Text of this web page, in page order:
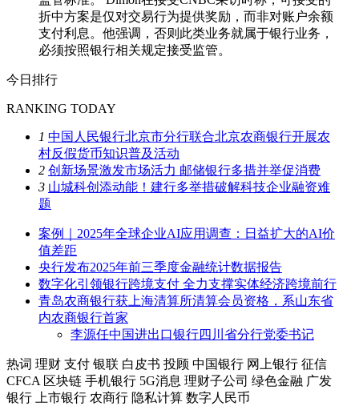
折中方案是仅对交易行为提供奖励，而非对账户余额
支付利息。他强调，否则此类业务就属于银行业务，
必须按照银行相关规定接受监管。
今日排行
RANKING TODAY
1 中国人民银行北京市分行联合北京农商银行开展农
村反假货币知识普及活动
2 创新场景激发市场活力 邮储银行多措并举促消费
3 山城科创添动能！建行多举措破解科技企业融资难
题
案例｜2025年全球企业AI应用调查：日益扩大的AI价
值差距
央行发布2025年前三季度金融统计数据报告
数字化引领银行跨境支付 全力支撑实体经济跨境前行
青岛农商银行获上海清算所清算会员资格，系山东省
内农商银行首家
李源任中国进出口银行四川省分行党委书记
热词 理财 支付 银联 白皮书 投顾 中国银行 网上银行 征信
CFCA 区块链 手机银行 5G消息 理财子公司 绿色金融 广发
银行
上市银行 农商行 隐私计算 数字人民币